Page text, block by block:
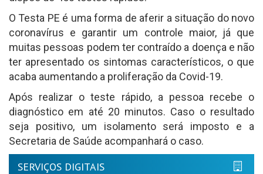
O Testa PE é uma forma de aferir a situação do novo
coronavírus e garantir um controle maior, já que
muitas pessoas podem ter contraído a doença e não
ter apresentado os sintomas característicos, o que
acaba aumentando a proliferação da Covid-19.
Após realizar o teste rápido, a pessoa recebe o
diagnóstico em até 20 minutos. Caso o resultado
seja positivo, um isolamento será imposto e a
Secretaria de Saúde acompanhará o caso.
SERVIÇOS DIGITAIS